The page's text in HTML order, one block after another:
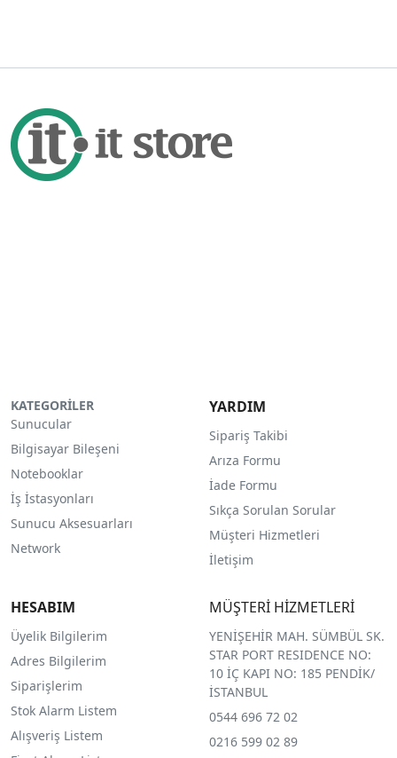
KATEGORİLER
Sunucular
Bilgisayar Bileşeni
Notebooklar
İş İstasyonları
Sunucu Aksesuarları
Network
YARDIM
Sipariş Takibi
Arıza Formu
İade Formu
Sıkça Sorulan Sorular
Müşteri Hizmetleri
İletişim
HESABIM
Üyelik Bilgilerim
Adres Bilgilerim
Siparişlerim
Stok Alarm Listem
Alışveriş Listem
MÜŞTERİ HİZMETLERİ
YENİŞEHİR MAH. SÜMBÜL SK.
STAR PORT RESIDENCE NO:
10 İÇ KAPI NO: 185 PENDİK/
İSTANBUL
0544 696 72 02
0216 599 02 89